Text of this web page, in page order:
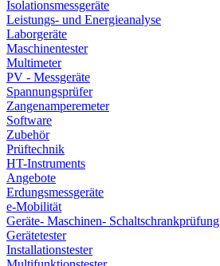
Isolationsmessgeräte
Leistungs- und Energieanalyse
Laborgeräte
Maschinentester
Multimeter
PV - Messgeräte
Spannungsprüfer
Zangenamperemeter
Software
Zubehör
Prüftechnik
HT-Instruments
Angebote
Erdungsmessgeräte
e-Mobilität
Geräte- Maschinen- Schaltschrankprüfung
Gerätetester
Installationstester